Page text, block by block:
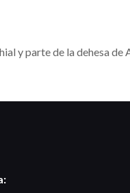
y parte de la dehesa de